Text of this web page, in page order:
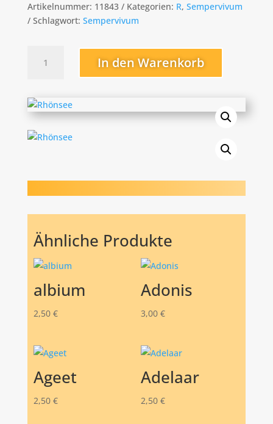
Artikelnummer: 11843 Kategorien: R, Sempervivum
Schlagwort: Sempervivum
Menge
In den Warenkorb
Ähnliche Produkte
albium
2,50 €
Adonis
3,00 €
Ageet
2,50 €
Adelaar
2,50 €